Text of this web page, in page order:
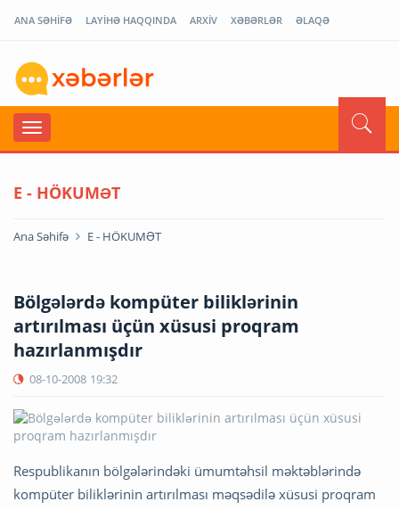
ANA SƏHİFƏ LAYİHƏ HAQQINDA ARXİV XƏBƏRLƏR ƏLAQƏ
E - HÖKUMƏT
Ana Səhifə E - HÖKUMƏT
Bölgələrdə kompüter biliklərinin
artırılması üçün xüsusi proqram
hazırlanmışdır
08-10-2008 19:32
Respublikanın bölgələrindəki ümumtəhsil məktəblərində
kompüter biliklərinin artırılması məqsədilə xüsusi proqram